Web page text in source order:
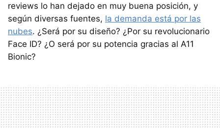
reviews lo han dejado en muy buena posición, y
según diversas fuentes, la demanda está por las
nubes. ¿Será por su diseño? ¿Por su revolucionario
Face ID? ¿O será por su potencia gracias al A11
Bionic?